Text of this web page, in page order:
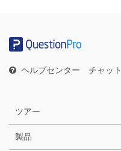
ー
ヘルプセンター チャット
ツアー
製品